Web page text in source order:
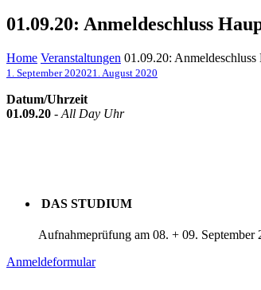
01.09.20: Anmeldeschluss
Home Veranstaltungen 01.09.20:
1. September 202021. August 2020
Datum/Uhrzeit
01.09.20 - All Day Uhr
DAS STUDIUM
Aufnahmeprüfung am 08. + 09. September
Anmeldeformular